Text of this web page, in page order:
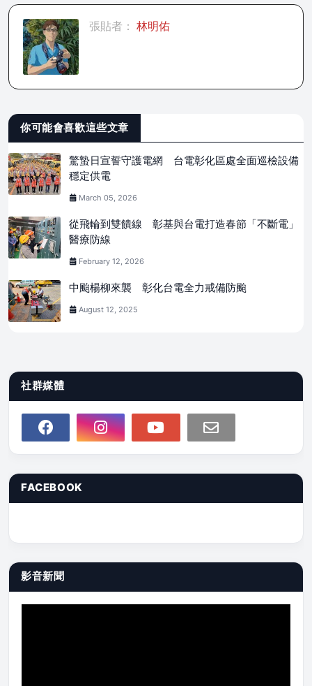
張貼者： 林明佑
你可能會喜歡這些文章
驚蟄日宣誓守護電網 台電彰化區處全面巡檢設備
穩定供電
March 05, 2026
從飛輪到雙饋線 彰基與台電打造春節「不斷電」
醫療防線
February 12, 2026
中颱楊柳來襲 彰化台電全力戒備防颱
August 12, 2025
社群媒體
FACEBOOK
影音新聞